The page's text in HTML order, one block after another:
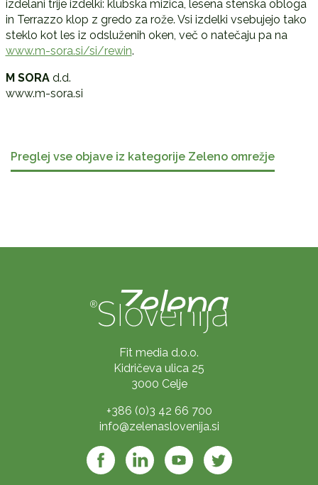
izdelani trije izdelki: klubska mizica, lesena stenska obloga
in Terrazzo klop z gredo za rože. Vsi izdelki vsebujejo tako
steklo kot les iz odsluženih oken, več o natečaju pa na
www.m-sora.si/si/rewin.
M SORAd.d.
www.m-sora.si
Preglej vse objave iz kategorije Zeleno omrežje
Fit media d.o.o.
Kidričeva ulica 25
3000 Celje
+386 (0)3 42 66 700
info@zelenaslovenija.si